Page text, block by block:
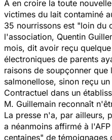
À en croire la toute
victimes du lait contaminé
35 nourrissons est "loin du
l'association, Quentin
mois, dit avoir reçu
électroniques de parents
raisons de soupçonner
salmonellose, sinon reçu
Contractuel dans un
M. Guillemain reconnaît
La presse n'a, par ailleurs,
a néanmoins affirmé à
centaines" de témoignages